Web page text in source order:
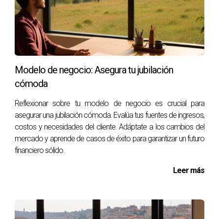
propietarios pueden beneficiarse de los aumentos en el
valor de reventa.
Implementación de prácticas
sostenibles
Adoptar un enfoque sostenible implica incorporar prácticas
que van más allá de la simple utilización de materiales eco-
amigables. Es esencial llevar a cabo un análisis exhaustivo
de cada propiedad y de su entorno para determinar qué
medidas se pueden implementar. Esto puede incluir:
Auditorías energéticas para identificar áreas de
Inversiones en energías renovables como solar o
ambiental.
Diseño de espacios que fomenten la eficiencia del
Modelo de negocio: Asegura tu jubilación
cómoda
Reflexionar sobre tu modelo de negocio es crucial para
asegurar una jubilación cómoda. Evalúa tus fuentes de ingresos,
costos y necesidades del cliente. Adáptate a los cambios del
mercado y aprende de casos de éxito para garantizar un futuro
financiero sólido.
Leer más